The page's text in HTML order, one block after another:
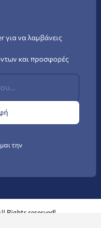
να λαμβάνεις
και προσφορές
την
Rights reserved!